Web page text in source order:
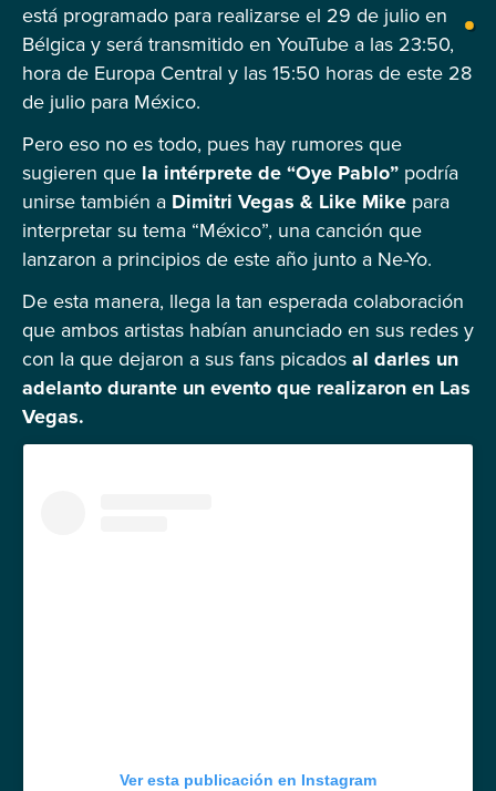
está programado para realizarse el 29 de julio en
Bélgica y será transmitido en YouTube a las 23:50,
hora de Europa Central y las 15:50 horas de este 28
de julio para México.
Pero eso no es todo, pues hay rumores que
sugieren que la intérprete de “Oye Pablo” podría
unirse también a Dimitri Vegas & Like Mike para
interpretar su tema “México”, una canción que
lanzaron a principios de este año junto a Ne-Yo.
De esta manera, llega la tan esperada colaboración
que ambos artistas habían anunciado en sus redes y
con la que dejaron a sus fans picadosal darles un
adelanto durante un evento que realizaron en Las
Vegas.
Ver esta publicación en Instagram